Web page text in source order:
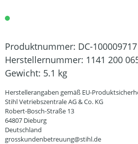
Produktnummer: DC-100009717
Herstellernummer: 1141 200
Gewicht: 5.1 kg
Herstellerangaben gemäß EU-
Stihl Vetriebszentrale AG & Co. KG
Robert-Bosch-Straße 13
64807 Dieburg
Deutschland
grosskundenbetreuung@stihl.de